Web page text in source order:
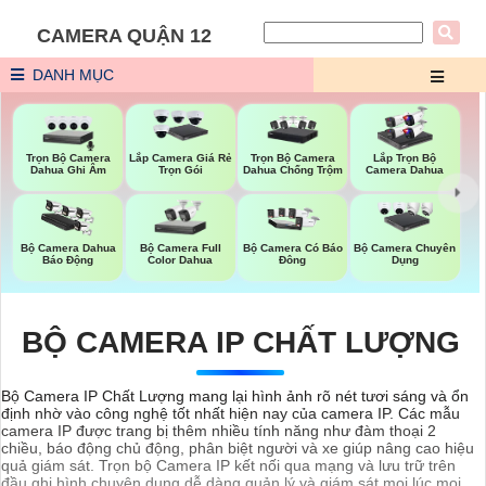
CAMERA QUẬN 12
DANH MỤC
Trọn Bộ Camera
Dahua Ghi Âm
Lắp Camera Giá Rẻ
Trọn Gói
Trọn Bộ Camera
Dahua Chống Trộm
Lắp Trọn Bộ
Camera Dahua
Bộ Camera Dahua
Báo Động
Bộ Camera Full
Color Dahua
Bộ Camera Có Báo
Đông
Bộ Camera Chuyên
Dụng
BỘ CAMERA IP CHẤT LƯỢNG
Bộ Camera IP Chất Lượng mang lại hình ảnh rõ nét tươi sáng và ổn
định nhờ vào công nghệ tốt nhất hiện nay của camera IP. Các mẫu
camera IP được trang bị thêm nhiều tính năng như đàm thoại 2
chiều, báo động chủ động, phân biệt người và xe giúp nâng cao hiệu
quả giám sát. Trọn bộ Camera IP kết nối qua mạng và lưu trữ trên